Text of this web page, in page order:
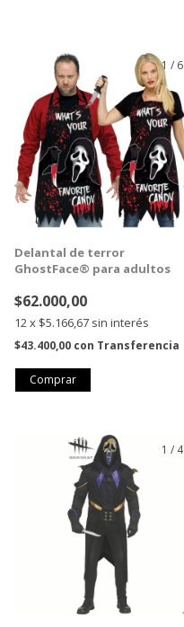
1 / 6
GRATIS
Delantal de terror
GhostFace® para adultos
$62.000,00
12x $5.166,67 sin interés
$43.400,00 con Transferencia
1 / 4
GRATIS